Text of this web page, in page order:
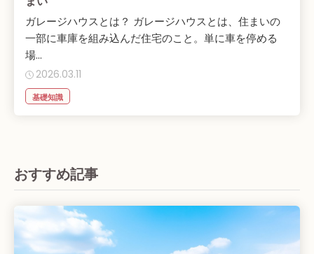
ガレージハウスとは？ ガレージハウスとは、住まいの
一部に車庫を組み込んだ住宅のこと。単に車を停める
場...
2026.03.11
基礎知識
おすすめ記事